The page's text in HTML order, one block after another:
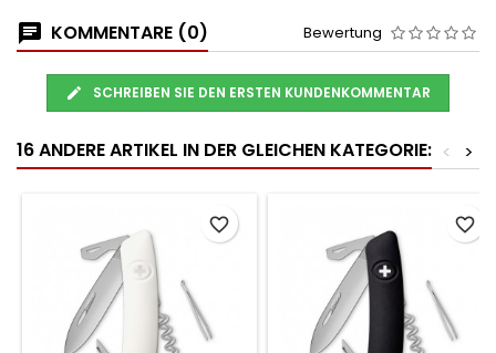
KOMMENTARE (0) Bewertung
SCHREIBEN SIE DEN ERSTEN KUNDENKOMMENTAR
16 ANDERE ARTIKEL IN DER GLEICHEN KATEGORIE: >
<
favorite_border favorite_border